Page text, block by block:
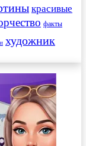
красивые
факты
художник